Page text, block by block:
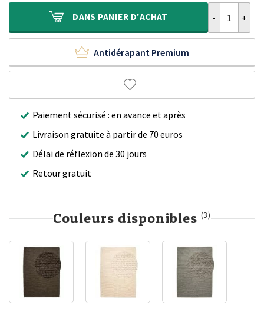
560,00 €.
349,90 €.
DANS PANIER D'ACHAT
Antidérapant Premium
Paiement sécurisé : en avance et après
Livraison gratuite à partir de 70 euros
Délai de réflexion de 30 jours
Retour gratuit
Couleurs disponibles (3)